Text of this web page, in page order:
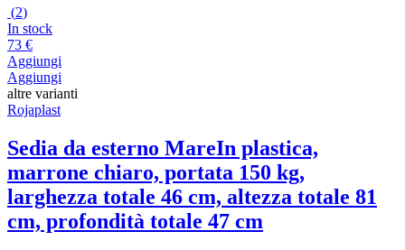
(2)
In stock
73 €
Aggiungi
Aggiungi
altre varianti
Rojaplast
Sedia da esterno MareIn plastica,
marrone chiaro, portata 150 kg,
larghezza totale 46 cm, altezza totale 81
cm, profondità totale 47 cm